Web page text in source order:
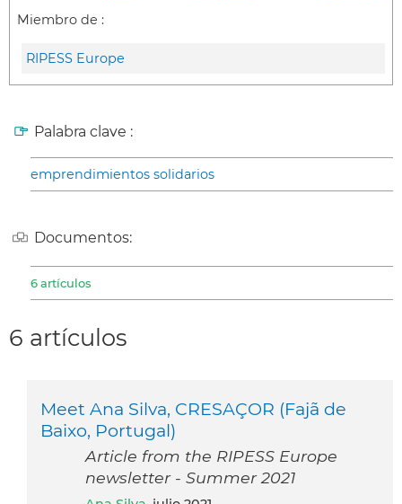
Miembro de :
RIPESS Europe
Palabra clave :
emprendimientos solidarios
Documentos:
6 artículos
6 artículos
Meet Ana Silva, CRESAÇOR (Fajã de
Baixo, Portugal)
Article from the RIPESS Europe
newsletter - Summer 2021